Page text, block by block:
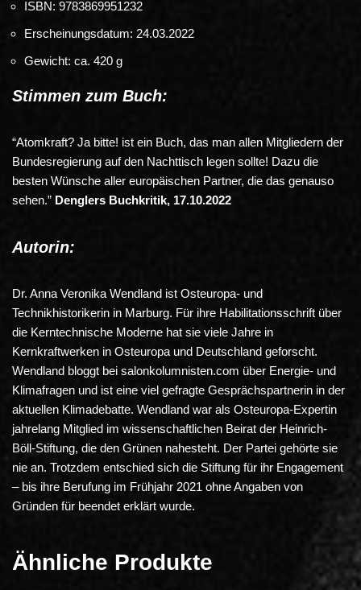
ISBN: 9783869951232
Erscheinungsdatum: 24.03.2022
Gewicht: ca. 420 g
Stimmen zum Buch:
“Atomkraft? Ja bitte! ist ein Buch, das man allen Mitgliedern der
Bundesregierung auf den Nachttisch legen sollte! Dazu die
besten Wünsche aller europäischen Partner, die das genauso
sehen.” Denglers Buchkritik, 17.10.2022
Autorin:
Dr. Anna Veronika Wendland ist Osteuropa- und
Technikhistorikerin in Marburg. Für ihre Habilitationsschrift über
die Kerntechnische Moderne hat sie viele Jahre in
Kernkraftwerken in Osteuropa und Deutschland geforscht.
Wendland bloggt bei salonkolumnisten.com über Energie- und
Klimafragen und ist eine viel gefragte Gesprächspartnerin in der
aktuellen Klimadebatte. Wendland war als Osteuropa-Expertin
jahrelang Mitglied im wissenschaftlichen Beirat der Heinrich-
Böll-Stiftung, die den Grünen nahesteht. Der Partei gehörte sie
nie an. Trotzdem entschied sich die Stiftung für ihr Engagement
– bis ihre Berufung im Frühjahr 2021 ohne Angaben von
Gründen für beendet erklärt wurde.
Ähnliche Produkte